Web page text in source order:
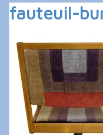
fauteuil-